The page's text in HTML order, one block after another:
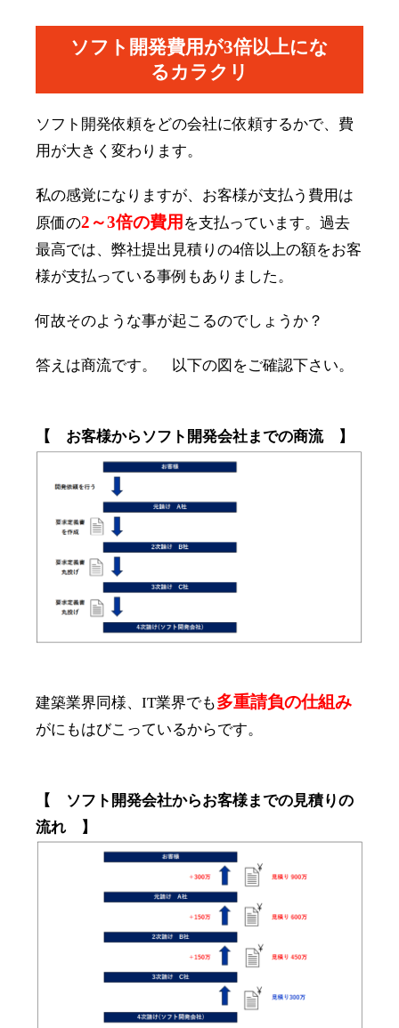
ソフト開発費用が3倍以上にな
るカラクリ
ソフト開発依頼をどの会社に依頼するかで、費
用が大きく変わります。
私の感覚になりますが、お客様が支払う費用は
原価の2～3倍の費用 を支払っています。過去
最高では、弊社提出見積りの4倍以上の額をお客
様が支払っている事例もありました。
何故そのような事が起こるのでしょうか？
答えは商流です。 以下の図をご確認下さい。
【 お客様からソフト開発会社までの商流 】
建築業界同様、IT業界でも多重請負の仕組み
がにもはびこっているからです。
【 ソフト開発会社からお客様までの見積りの
流れ 】